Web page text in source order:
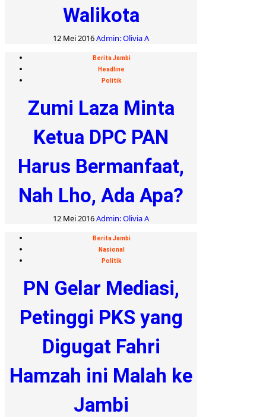
Walikota
12 Mei 2016Admin: Olivia A
Berita Jambi
Headline
Politik
Zumi Laza Minta
Ketua DPC PAN
Harus Bermanfaat,
Nah Lho, Ada Apa?
12 Mei 2016Admin: Olivia A
Berita Jambi
Nasional
Politik
PN Gelar Mediasi,
Petinggi PKS yang
Digugat Fahri
Hamzah ini Malah ke
Jambi